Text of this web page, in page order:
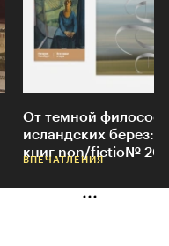
От темной
исландских берез:
книг non/fictio№
ВПЕЧАТЛЕНИЯ